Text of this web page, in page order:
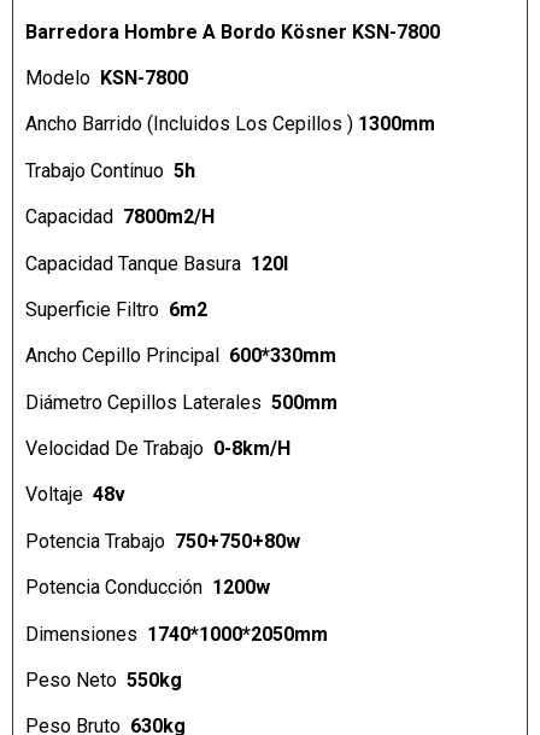
Barredora Hombre A Bordo Kösner KSN-7800
Modelo KSN-7800
Ancho Barrido (Incluidos Los Cepillos ) 1300mm
Trabajo Continuo 5h
Capacidad 7800m2/H
Capacidad Tanque Basura 120l
Superficie Filtro 6m2
Ancho Cepillo Principal 600*330mm
Diámetro Cepillos Laterales 500mm
Velocidad De Trabajo 0-8km/H
Voltaje 48v
Potencia Trabajo 750+750+80w
Potencia Conducción 1200w
Dimensiones 1740*1000*2050mm
Peso Neto 550kg
Peso Bruto 630kg